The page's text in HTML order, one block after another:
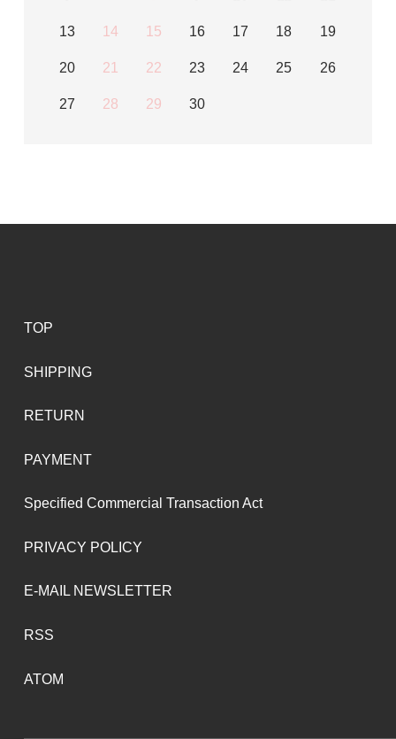
13 14 15 16 17 18 19
20 21 22 23 24 25 26
27 28 29 30
TOP
SHIPPING
RETURN
PAYMENT
Specified Commercial Transaction Act
PRIVACY POLICY
E-MAIL NEWSLETTER
RSS
ATOM